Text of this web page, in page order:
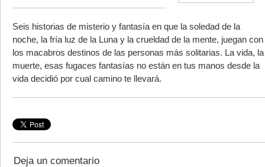
Seis historias de misterio y fantasía en que la soledad de la
noche, la fría luz de la Luna y la crueldad de la mente, juegan con
los macabros destinos de las personas más solitarias. La vida, la
muerte, esas fugaces fantasías no están en tus manos desde la
vida decidió por cual camino te llevará.
Deja un comentario